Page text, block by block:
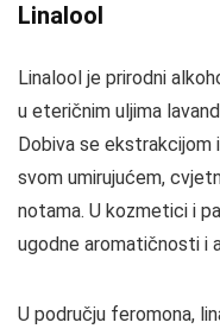
Linalool
Linalool je prirodni
u eteričnim uljima
Dobiva se ekstrakcijom
svom umirujućem,
notama. U kozmetici i
ugodne aromatičnosti i
U području feromona,